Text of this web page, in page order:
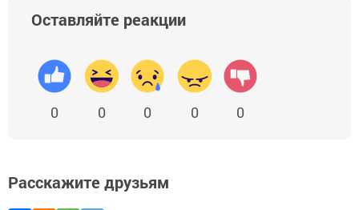
Оставляйте реакции
0 0 0 0 0
Расскажите друзьям